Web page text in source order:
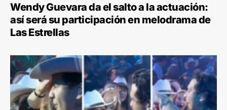
Wendy Guevara da el salto a la actuación:
así será su participación en melodrama de
Las Estrellas